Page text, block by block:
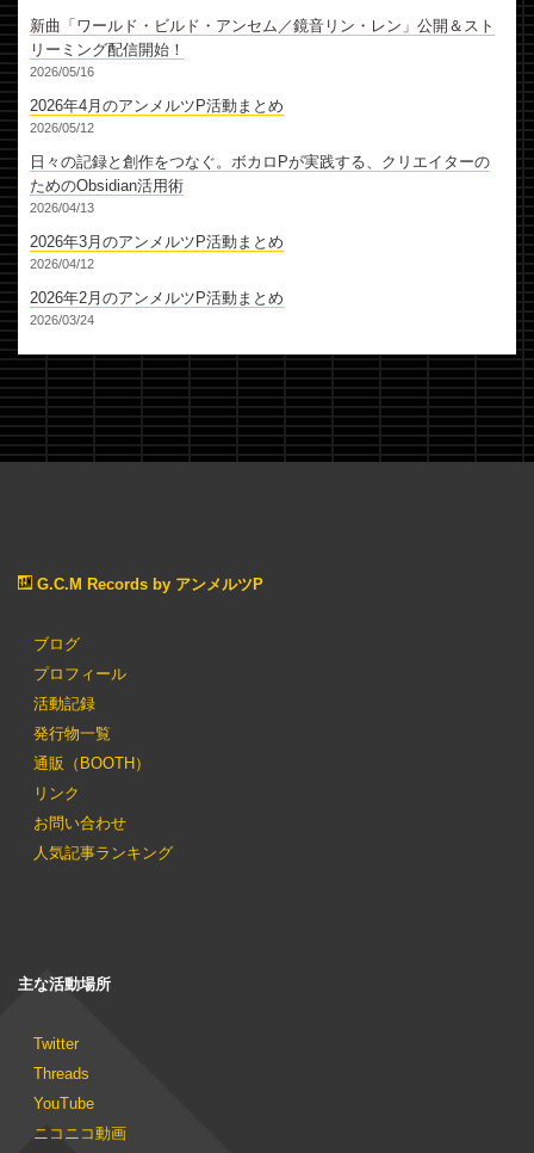
新曲「ワールド・ビルド・アンセム／鏡音リン・レン」公開＆スト
リーミング配信開始！
2026/05/16
2026年4月のアンメルツP活動まとめ
2026/05/12
日々の記録と創作をつなぐ。ボカロPが実践する、クリエイターの
ためのObsidian活用術
2026/04/13
2026年3月のアンメルツP活動まとめ
2026/04/12
2026年2月のアンメルツP活動まとめ
2026/03/24
G.C.M Records by アンメルツP
ブログ
プロフィール
活動記録
発行物一覧
通販（BOOTH）
リンク
お問い合わせ
人気記事ランキング
主な活動場所
Twitter
Threads
YouTube
ニコニコ動画